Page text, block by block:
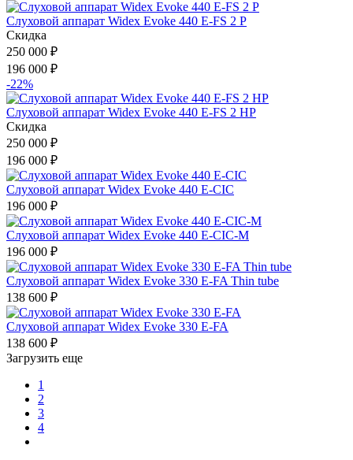
Слуховой аппарат Widex Evoke 440 E-FS 2 P
Скидка
250 000 ₽
196 000 ₽
-22%
Слуховой аппарат Widex Evoke 440 E-FS 2 HP
Скидка
250 000 ₽
196 000 ₽
Слуховой аппарат Widex Evoke 440 E-CIC
196 000 ₽
Слуховой аппарат Widex Evoke 440 E-CIC-M
196 000 ₽
Слуховой аппарат Widex Evoke 330 E-FA Thin tube
138 600 ₽
Слуховой аппарат Widex Evoke 330 E-FA
138 600 ₽
Загрузить еще
1
2
3
4